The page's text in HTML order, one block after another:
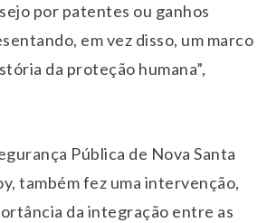
por patentes ou ganhos
em vez disso, um marco
da proteção humana”,
Pública de Nova Santa
também fez uma intervenção,
da integração entre as